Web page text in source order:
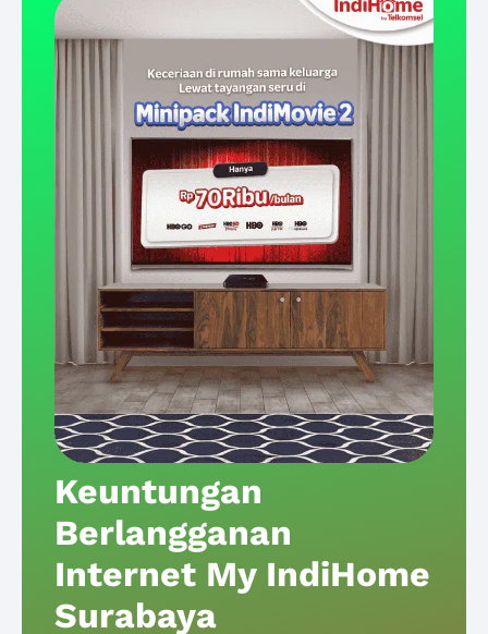
Keuntungan
Berlangganan
Internet My IndiHome
Surabaya